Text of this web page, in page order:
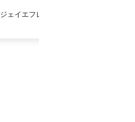
ジェイエフレディメイド